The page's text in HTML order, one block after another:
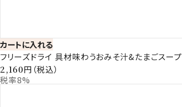
カートに入れる
フリーズドライ 具材味わうおみそ汁&たまごスープ
2,160円（税込）
税率8%